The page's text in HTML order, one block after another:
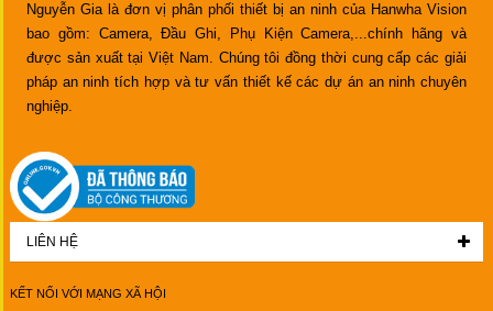
Nguyễn Gia là đơn vị phân phối thiết bị an ninh của Hanwha Vision
bao gồm: Camera, Đầu Ghi, Phụ Kiện Camera,...chính hãng và
được sản xuất tại Việt Nam. Chúng tôi đồng thời cung cấp các giải
pháp an ninh tích hợp và tư vấn thiết kế các dự án an ninh chuyên
nghiệp.
LIÊN HỆ
KẾT NỐI VỚI MẠNG XÃ HỘI